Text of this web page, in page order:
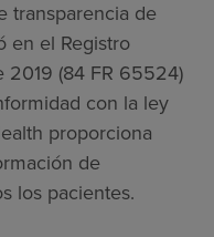
transparencia de
en el Registro
(84 FR 65524)
con la ley
proporciona
de
los pacientes.